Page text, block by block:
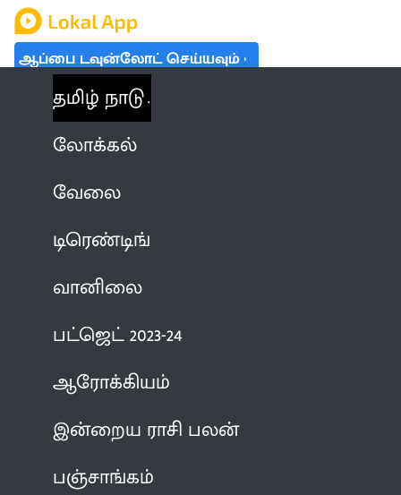
ஆப்பை டவுன்லோட் செய்யவும்
தமிழ் நாடு
லோக்கல்
வேலை
டிரெண்டிங்
வானிலை
பட்ஜெட் 2023-24
ஆரோக்கியம்
இன்றைய ராசி பலன்
பஞ்சாங்கம்